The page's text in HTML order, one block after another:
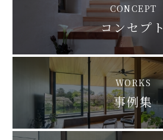
CONCEPT
コンセプト
WORKS
事例集